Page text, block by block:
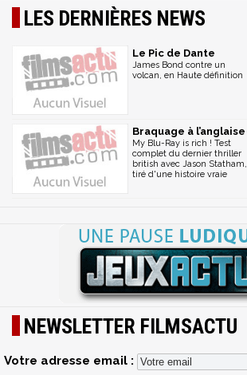
LES DERNIÈRES NEWS
Le Pic de Dante
James Bond contre un
volcan, en Haute définition
Braquage à
My Blu-Ray is rich ! Test
complet du dernier thriller
british avec Jason Statham,
tiré d'une histoire vraie
NEWSLETTER FILMSACTU
Votre adresse email :